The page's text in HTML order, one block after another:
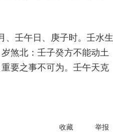
、壬午日、庚子时。壬水生
煞北：壬子癸方不能动土
要之事不可为。壬午天克
收藏 举报